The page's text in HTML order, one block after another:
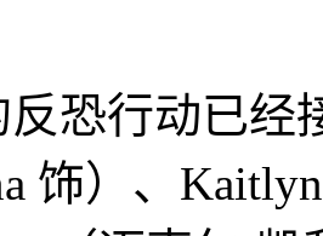
行动已经接
饰）、